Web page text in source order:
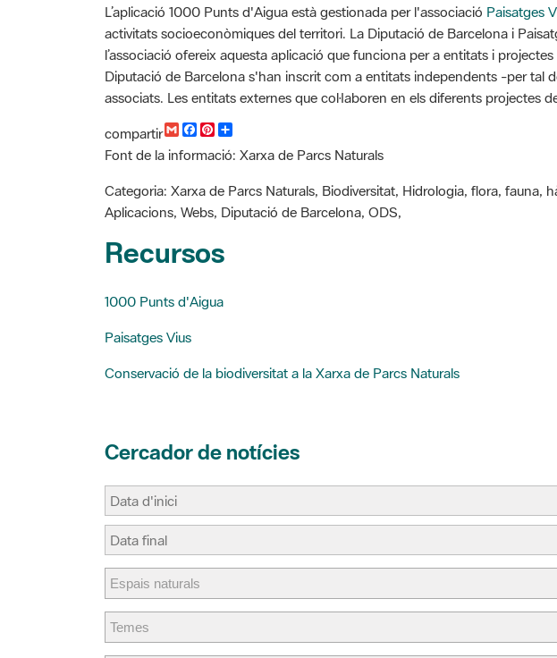
activitats socioeconòmiques del territori. La Diputació de Barcelona i
l’associació ofereix aquesta aplicació que funciona per a entitats i
Diputació de Barcelona s'han inscrit com a entitats independents -per tal
associats. Les entitats externes que col·laboren en els diferents
G
m
a
i
l
F
a
c
e
b
o
k
P
n
t
e
e
t
C
p
a
t
i
r
Font de la informació: Xarxa de Parcs Naturals
Aplicacions, Webs, Diputació de Barcelona, ODS,
Recursos
Conservació de la biodiversitat a la Xarxa de Parcs Naturals